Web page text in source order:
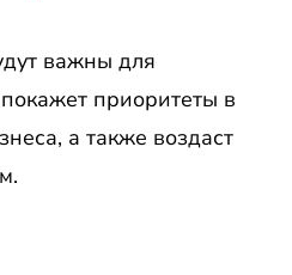
важны для
приоритеты в
а также воздаст